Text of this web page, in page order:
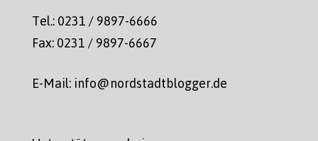
Tel.: 0231 / 9897-6666
Fax: 0231 / 9897-6667
E-Mail: info@nordstadtblogger.de